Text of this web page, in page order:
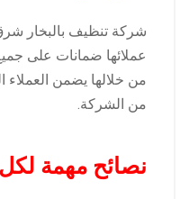
شركة تنظيف بالبخار
عملائها ضمانات على
من خلالها يضمن
من الشركة.
نصائح مهمة